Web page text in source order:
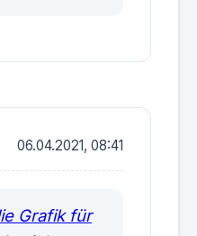
06.04.2021, 08:41